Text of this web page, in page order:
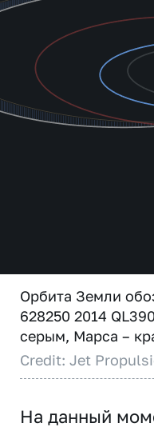
Орбита Земли
628250 2014
серым, Марса –
Credit: Jet
На данный